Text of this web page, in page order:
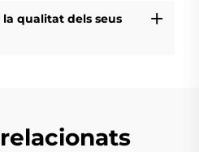
qualitat dels seus